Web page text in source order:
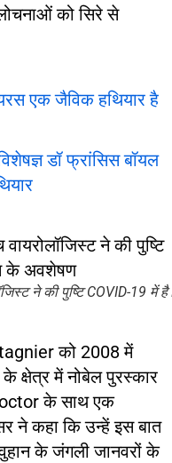
को सिरे से
एक जैविक हथियार है
डॉ फ्रांसिस बॉयल
ने की पुष्टि COVID​​-19 में
को 2008 में
क्षेत्र में नोबेल पुरस्कार
के साथ एक
ने कहा कि उन्हें इस बात
के जंगली जानवरों के